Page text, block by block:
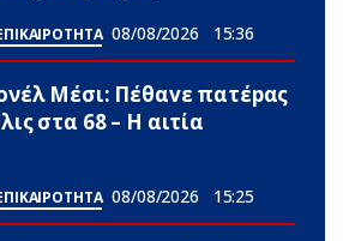
08/08/2026 15:36
Μέσι: Πέθαvε πατέpας
στα 68 – Η αιτία
08/08/2026 15:25